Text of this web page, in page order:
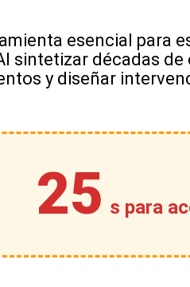
esencial
sintetizar décadas
y diseñar
25 s para